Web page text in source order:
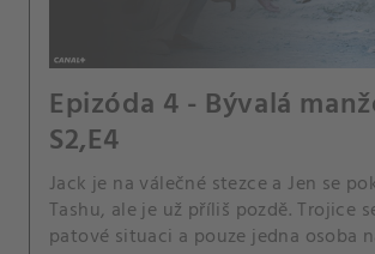
Epizóda 4 - Bývalá
S2,E4
Jack je na válečné stezce a Jen se
Tashu, ale je už příliš pozdě. Trojice
patové situaci a pouze jedna osoba